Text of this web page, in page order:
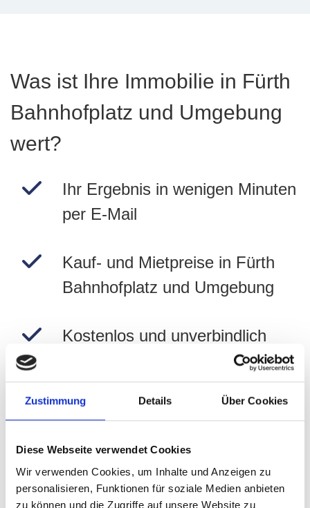
Zustimmung Details Über Cookies
Diese Webseite verwendet Cookies
Wir verwenden Cookies, um Inhalte und Anzeigen zu
personalisieren, Funktionen für soziale Medien anbieten
zu können und die Zugriffe auf unsere Website zu
Was ist Ihre Immobilie in Fürth
Bahnhofplatz und Umgebung
wert?
Ihr Ergebnis in wenigen Minuten
per E-Mail
Kauf- und Mietpreise in Fürth
Bahnhofplatz und Umgebung
Kostenlos und unverbindlich
Preise in Fürth Bahnhofplatz
und Umgebung berechnen!
Immobilie jetzt bewerten